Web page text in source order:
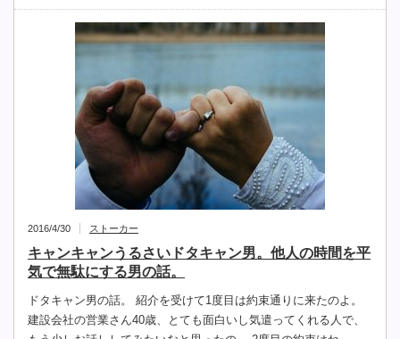
2016/4/30 ストーカー
キャンキャンうるさいドタキャン男。他人の時間を平
気で無駄にする男の話。
ドタキャン男の話。 紹介を受けて1度目は約束通りに来たのよ。
建設会社の営業さん40歳、とても面白いし気遣ってくれる人で、